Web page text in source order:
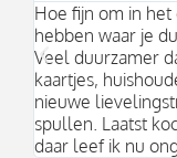
Hoe fijn om in
hebben waar je
Veel duurzamer
kaartjes,
nieuwe
spullen. Laatst
daar leef ik nu